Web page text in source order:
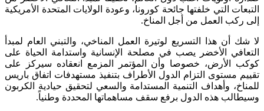
التبعات التي خلفتها جائحة كورونا، وعودة الولايات المتحدة الأمريكية
إلى ركب العمل من أجل المناخ.
لا شك أن هذا التسريع لوتيرة العمل المناخي، والتبني العام لمبدأ
التعافي الأخضر يصب في مصلحة الإنسانية واستدامة الحياة على
كوكب الأرض، خصوصا وأن المؤتمر المزمع انعقاده سيركز على
تقييم مستوى التزام الدول الأطراف بتنفيذ مستهدفات اتفاق باريس
للمناخ، وأهداف التنمية المستدامة والسعي لتحقيق حيادية الكربون
وسيطالب هذه الدول برفع سقف مساهماتها المحددة وطنياً.